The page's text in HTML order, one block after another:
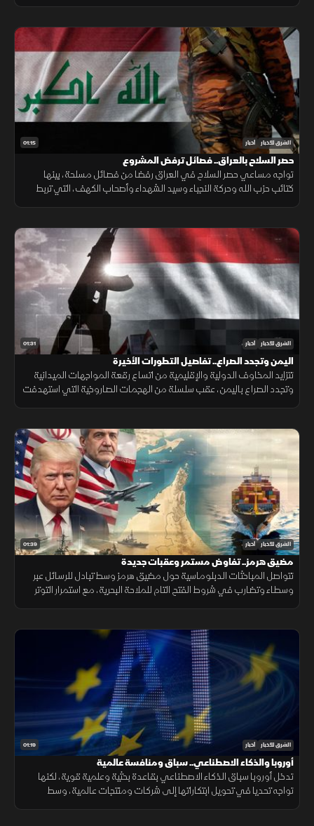
01:15 الشرق للأخبار أخبار
حصر السلاح بالعراق.. فصائل ترفض المشروع
تواجه مساعي حصر السلاح في العراق رفضا من فصائل مسلحة، بينها
كتائب حزب الله وحركة النجباء وسيد الشهداء وأصحاب الكهف، التي تربط
01:31 الشرق للأخبار أخبار
اليمن وتجدد الصراع.. تفاصيل التطورات الأخيرة
تتزايد المخاوف الدولية والإقليمية من اتساع رقعة المواجهات الميدانية
وتجدد الصراع باليمن، عقب سلسلة من الهجمات الصاروخية التي استهدفت
01:39 الشرق للأخبار أخبار
مضيق هرمز.. تفاوض مستمر وعقبات جديدة
تتواصل المباحثات الدبلوماسية حول مضيق هرمز وسط تبادل للرسائل عبر
وسطاء وتضارب في شروط الفتح التام للملاحة البحرية، مع استمرار التوتر
01:19 الشرق للأخبار أخبار
أوروبا والذكاء الاصطناعي.. سباق ومنافسة عالمية
تدخل أوروبا سباق الذكاء الاصطناعي بقاعدة بحثية وعلمية قوية، لكنها
تواجه تحديا في تحويل ابتكاراتها إلى شركات ومنتجات عالمية، وسط